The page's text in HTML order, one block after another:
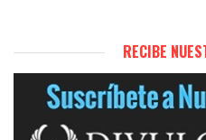
RECIBE